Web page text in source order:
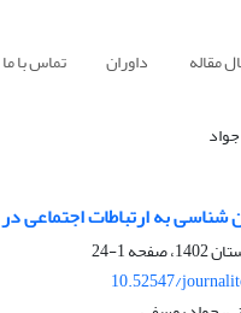
مقاله داوران تماس با ما
شناسی به ارتباطات اجتماعی
1-24
10.52547/